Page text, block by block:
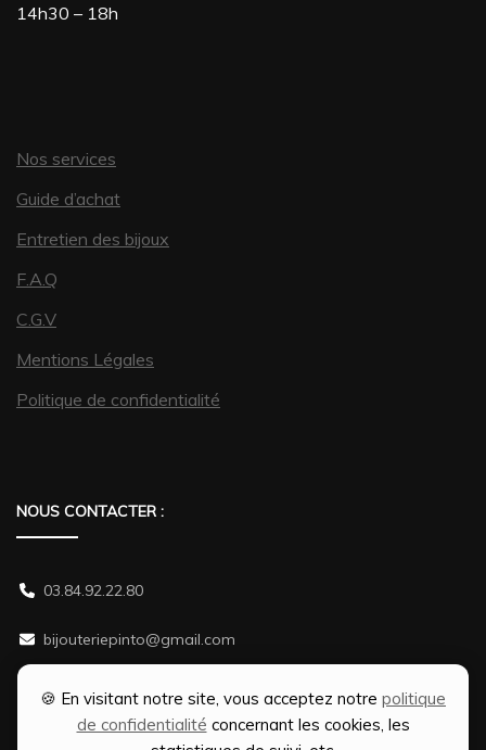
🍪 En visitant notre site, vous acceptez notre politique
de confidentialité concernant les cookies, les
14h30 – 18h
Nos services
Guide d’achat
Entretien des bijoux
F.A.Q
C.G.V
Mentions Légales
Politique de confidentialité
NOUS CONTACTER :
03.84.92.22.80
bijouteriepinto@gmail.com
38 rue Gambetta 70500 JUSSEY